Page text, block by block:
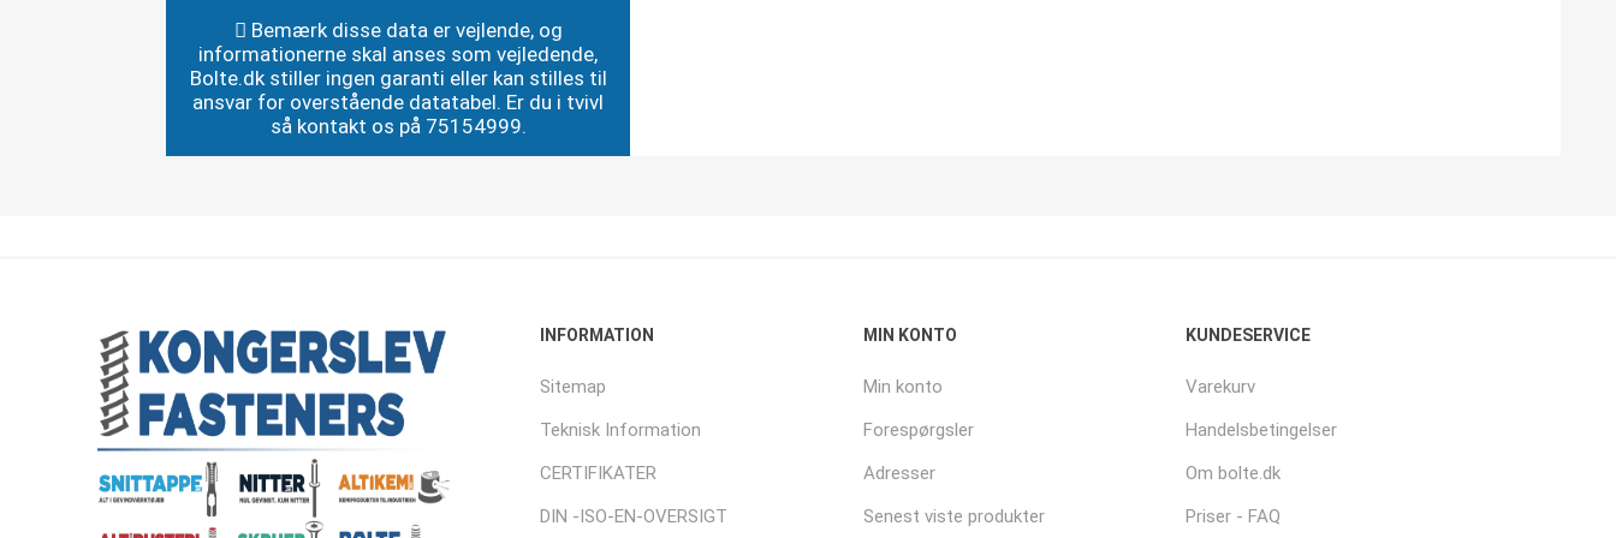
Bemærk disse data er vejlende, og
informationerne skal anses som vejledende,
Bolte.dk stiller ingen garanti eller kan stilles til
ansvar for overstående datatabel. Er du i tvivl
så kontakt os på 75154999.
INFORMATION
Sitemap
Teknisk Information
CERTIFIKATER
DIN -ISO-EN-OVERSIGT
MIN KONTO
Min konto
Forespørgsler
Adresser
Senest viste produkter
KUNDESERVICE
Varekurv
Handelsbetingelser
Om bolte.dk
Priser - FAQ